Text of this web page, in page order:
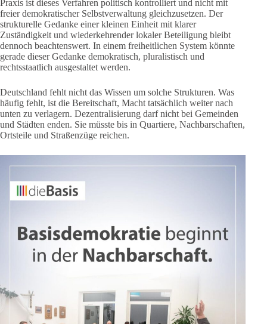
Praxis ist dieses Verfahren politisch kontrolliert und nicht mit
freier demokratischer Selbstverwaltung gleichzusetzen. Der
strukturelle Gedanke einer kleinen Einheit mit klarer
Zuständigkeit und wiederkehrender lokaler Beteiligung bleibt
dennoch beachtenswert. In einem freiheitlichen System könnte
gerade dieser Gedanke demokratisch, pluralistisch und
rechtsstaatlich ausgestaltet werden.
Deutschland fehlt nicht das Wissen um solche Strukturen. Was
häufig fehlt, ist die Bereitschaft, Macht tatsächlich weiter nach
unten zu verlagern. Dezentralisierung darf nicht bei Gemeinden
und Städten enden. Sie müsste bis in Quartiere, Nachbarschaften,
Ortsteile und Straßenzüge reichen.